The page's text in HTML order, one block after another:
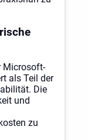
Microsoft-
als Teil der
Die
und
zu